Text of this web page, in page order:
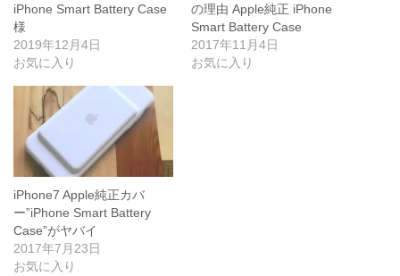
iPhone Smart Battery Case
様
2019年12月4日
お気に入り
の理由 Apple純正 iPhone
Smart Battery Case
2017年11月4日
お気に入り
iPhone7 Apple純正カバ
ー”iPhone Smart Battery
Case”がヤバイ
2017年7月23日
お気に入り